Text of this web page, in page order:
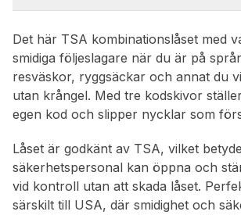
Det här TSA kombinationslåset med
smidiga följeslagare när du är på
resväskor, ryggsäckar och annat du
utan krångel. Med tre kodskivor
egen kod och slipper nycklar som
Låset är godkänt av TSA, vilket
säkerhetspersonal kan öppna och
vid kontroll utan att skada låset.
särskilt till USA, där smidighet och